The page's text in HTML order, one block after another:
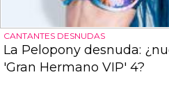
CANTANTES DESNUDAS
La Pelopony desnuda:
'Gran Hermano VIP' 4?